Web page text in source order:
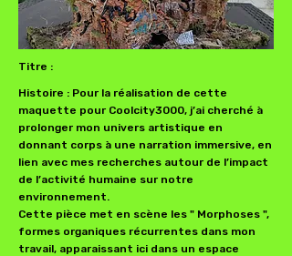
Titre :
Histoire : Pour la réalisation de cette
maquette pour Coolcity3000, j’ai cherché à
prolonger mon univers artistique en
donnant corps à une narration immersive, en
lien avec mes recherches autour de l’impact
de l’activité humaine sur notre
environnement.
Cette pièce met en scène les " Morphoses ",
formes organiques récurrentes dans mon
travail, apparaissant ici dans un espace